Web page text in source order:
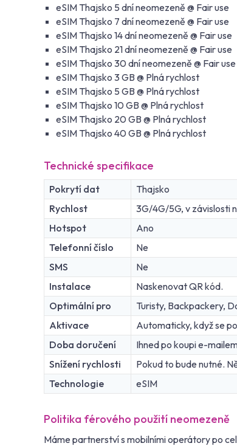
eSIM Thajsko 5 dní neomezeně @ Fair use
eSIM Thajsko 7 dní neomezeně @ Fair use
eSIM Thajsko 14 dní neomezeně @ Fair use
eSIM Thajsko 21 dní neomezeně @ Fair use
eSIM Thajsko 30 dní neomezeně @ Fair use
eSIM Thajsko 3 GB @ Plná rychlost
eSIM Thajsko 5 GB @ Plná rychlost
eSIM Thajsko 10 GB @ Plná rychlost
eSIM Thajsko 20 GB @ Plná rychlost
eSIM Thajsko 40 GB @ Plná rychlost
Technické specifikace
Pokrytí dat
Thajsko
Rychlost
3G/4G/5G, v závislosti
Hotspot
Ano
Telefonní číslo
Ne
SMS
Ne
Instalace
Naskenovat QR kód.
Optimální pro
Turisty, Backpackery,
Aktivace
Automaticky, když se
Doba doručení
Ihned po koupi e-
Snížení rychlosti
Pokud to bude nutné.
Technologie
eSIM
Politika férového použití neomezeně
Máme partnerství s mobilními operátory po